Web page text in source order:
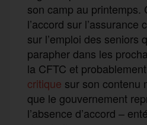
son camp au printemps.
l’accord sur l’assurance
sur l’emploi des seniors
parapher dans les
la CFTC et
critique sur son contenu
que le gouvernement
l’absence d’accord –